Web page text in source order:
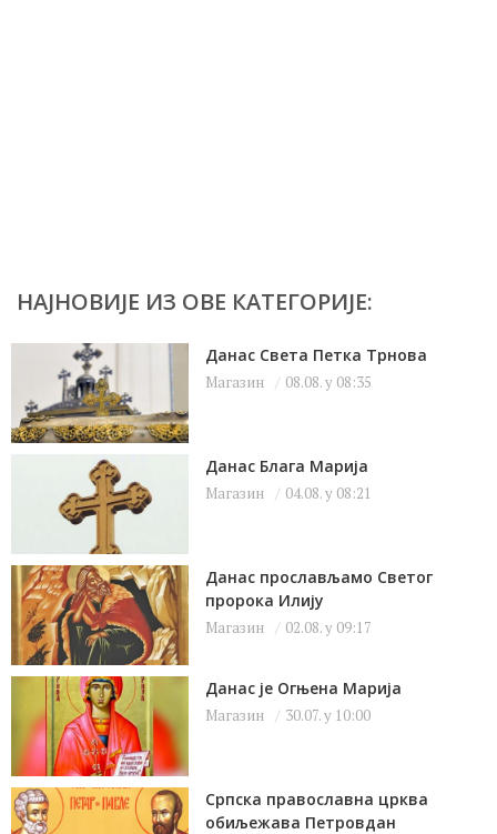
НАЈНОВИЈЕ ИЗ ОВЕ КАТЕГОРИЈЕ:
Данас Света Петка Трнова
Магазин 08.08. у 08:35
Данас Блага Марија
Магазин 04.08. у 08:21
Данас прослављамо Светог
пророка Илију
Магазин 02.08. у 09:17
Данас је Огњена Марија
Магазин 30.07. у 10:00
Српска православна црква
обиљежава Петровдан